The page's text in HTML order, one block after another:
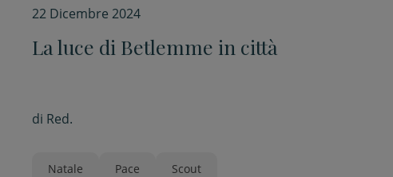
22 Dicembre 2024
La luce di Betlemme in città
di Red.
Natale Pace Scout